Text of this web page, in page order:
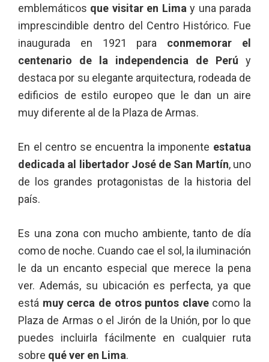
emblemáticos que visitar en Lima y una parada
imprescindible dentro del Centro Histórico. Fue
inaugurada en 1921 para conmemorar el
centenario de la independencia de Perú y
destaca por su elegante arquitectura, rodeada de
edificios de estilo europeo que le dan un aire
muy diferente al de la Plaza de Armas.
En el centro se encuentra la imponente estatua
dedicada al libertador José de San Martín, uno
de los grandes protagonistas de la historia del
país.
Es una zona con mucho ambiente, tanto de día
como de noche. Cuando cae el sol, la iluminación
le da un encanto especial que merece la pena
ver. Además, su ubicación es perfecta, ya que
está muy cerca de otros puntos clavecomo la
Plaza de Armas o el Jirón de la Unión, por lo que
puedes incluirla fácilmente en cualquier ruta
sobre qué ver en Lima.